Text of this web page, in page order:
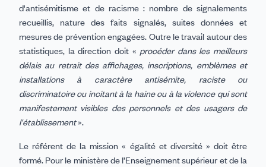
d'antisémitisme et de racisme : nombre de signalements
recueillis, nature des faits signalés, suites données et
mesures de prévention engagées. Outre le travail autour des
statistiques, la direction doit « procéder dans les meilleurs
délais au retrait des affichages, inscriptions, emblèmes et
installations à caractère antisémite, raciste ou
discriminatoire ou incitant à la haine ou à la violence qui sont
manifestement visibles des personnels et des usagers de
l'établissement».
Le référent de la mission « égalité et diversité » doit être
formé. Pour le ministère de l’Enseignement supérieur et de la